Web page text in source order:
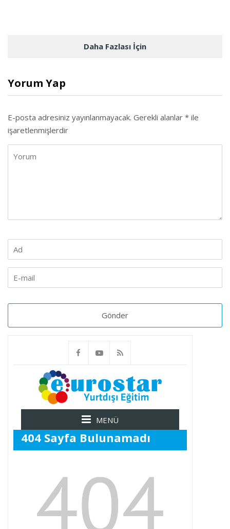
Daha Fazlası İçin
Yorum Yap
E-posta adresiniz yayınlanmayacak. Gerekli alanlar * ile
işaretlenmişlerdir